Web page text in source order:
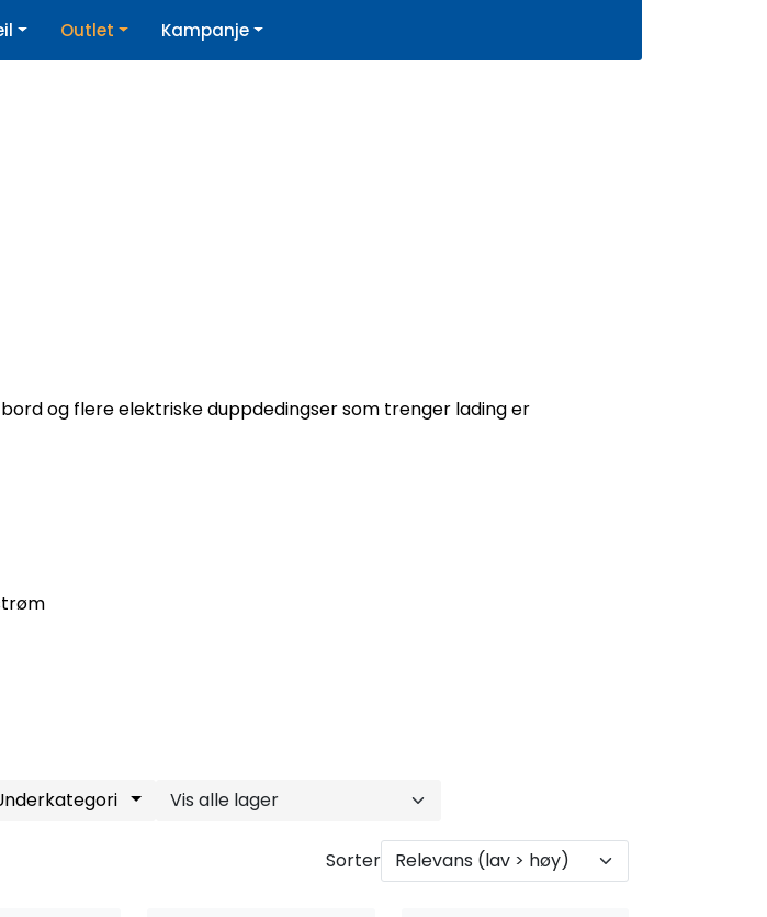
Outlet Kampanje
og flere elektriske duppdedingser som trenger lading er
Sorter